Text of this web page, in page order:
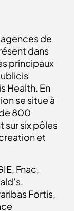
de
dans
principaux
Health. En
se situe à
800
sur six pôles
et
Fnac,
Fortis,